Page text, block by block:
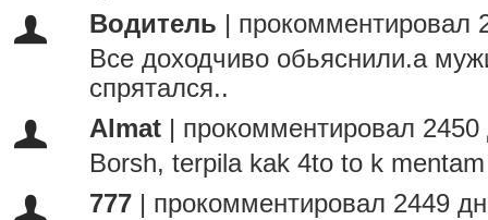
Водитель
прокомментировал
Все доходчиво обьяснили.а
спрятался..
Almat
прокомментировал 2450
Borsh, terpila kak 4to to k
777
прокомментировал 2449